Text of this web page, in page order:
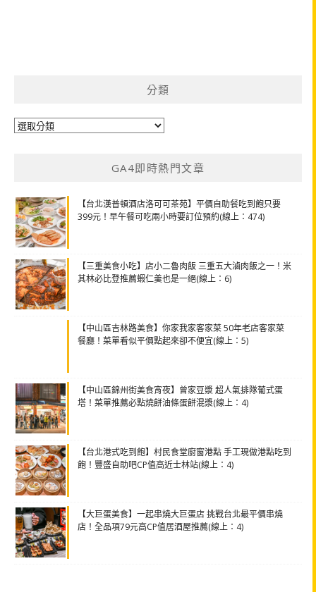
分類
分
GA4即時熱門文章
【台北漢普頓酒店洛可可茶苑】平價自助餐吃到飽只要
399元！早午餐可吃兩小時要訂位預約(線上：474)
【三重美食小吃】店小二魯肉飯 三重五大滷肉飯之一！米
其林必比登推薦蝦仁羹也是一絕(線上：6)
【中山區吉林路美食】你家我家客家菜 50年老店客家菜
餐廳！菜單看似平價點起來卻不便宜(線上：5)
【中山區錦州街美食宵夜】曾家豆漿 超人氣排隊葡式蛋
塔！菜單推薦必點燒餅油條蛋餅混漿(線上：4)
【台北港式吃到飽】村民食堂廚窗港點 手工現做港點吃到
飽！豐盛自助吧CP值高近士林站(線上：4)
【大巨蛋美食】一起串燒大巨蛋店 挑戰台北最平價串燒
店！全品項79元高CP值居酒屋推薦(線上：4)